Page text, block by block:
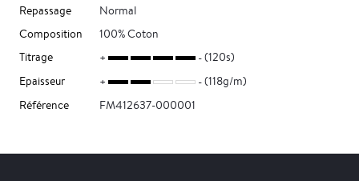
Repassage
Normal
Composition
100% Coton
Titrage
(120s)
Epaisseur
(118g/m)
Référence
FM412637-000001